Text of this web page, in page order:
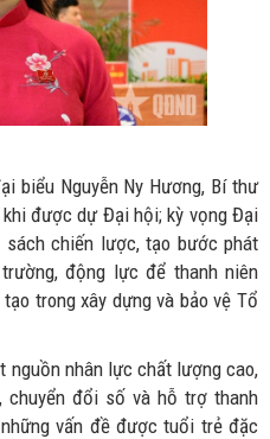
biểu Nguyễn Ny Hương, Bí thư
được dự Đại hội; kỳ vọng Đại
chiến lược, tạo bước phát
động lực để thanh niên
trong xây dựng và bảo vệ Tổ
nguồn nhân lực chất lượng cao,
chuyển đổi số và hỗ trợ thanh
vấn đề được tuổi trẻ đặc